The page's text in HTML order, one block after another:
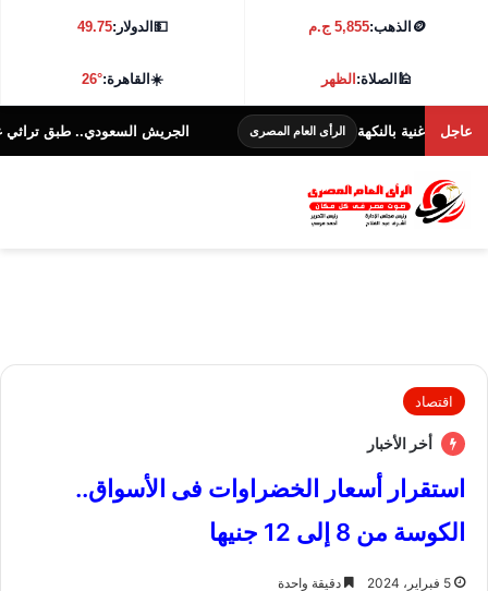
🪙 الذهب:5,855 ج.م 💵الدولار:49.75
🕌الصلاة:الظهر ☀️القاهرة:26°
عاجلبالنكهة الرأى العام المصرى الجريش السعودي.. طبق تراثي غني
اقتصاد
أخر الأخبار
استقرار أسعار الخضراوات فى الأسواق..
الكوسة من 8 إلى 12 جنيها
5 فبراير، 2024 دقيقة واحدة